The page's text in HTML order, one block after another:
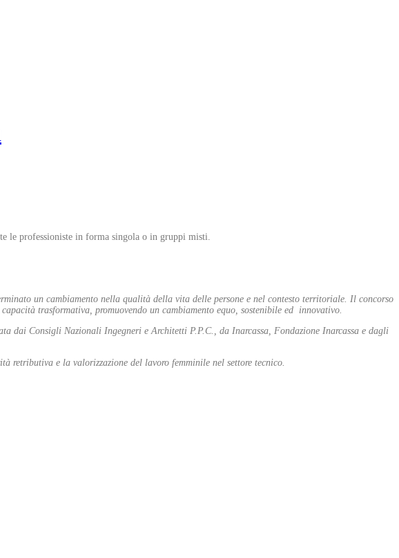
le professioniste in forma singola o in gruppi misti.
un cambiamento nella qualità della vita delle persone e nel contesto territoriale. Il concorso
trasformativa, promuovendo un cambiamento equo, sostenibile ed innovativo.
dai Consigli Nazionali Ingegneri e Architetti P.P.C., da Inarcassa, Fondazione Inarcassa e dagli
retributiva e la valorizzazione del lavoro femminile nel settore tecnico.